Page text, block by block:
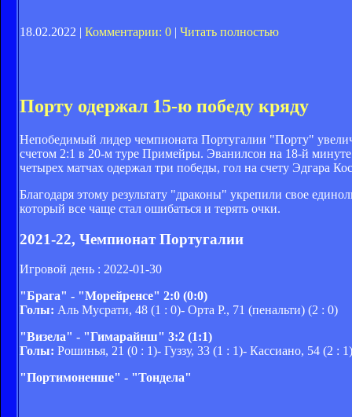
18.02.2022 | Комментарии: 0 | Читать полностью
Порту одержал 15-ю победу кряду
Непобедимый лидер чемпионата Португалии "Порту"
счетом 2:1 в 20-м туре Примейры. Эванилсон на 18-й
четырех матчах одержал три победы, гол на счету Эдгара
Благодаря этому результату "драконы" укрепили свое
который все чаще стал ошибаться и терять очки.
2021-22, Чемпионат Португалии
Игровой день : 2022-01-30
"Брага" - "Морейренсе" 2:0 (0:0)
Голы: Аль Мусрати, 48 (1 : 0)- Орта Р., 71 (пенальти) (2 : 0)
"Визела" - "Гимарайнш" 3:2 (1:1)
Голы: Рошинья, 21 (0 : 1)- Гуззу, 33 (1 : 1)- Кассиано, 54 (2 :
"Портимоненше" - "Тондела"